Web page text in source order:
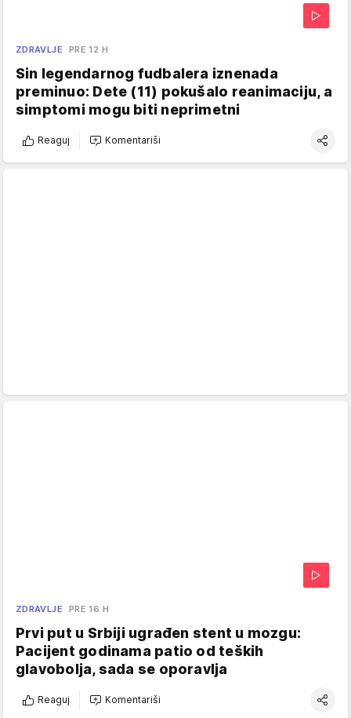
ZDRAVLJE PRE 12 H
Sin legendarnog fudbalera iznenada
preminuo: Dete (11) pokušalo reanimaciju, a
simptomi mogu biti neprimetni
Reaguj Komentariši
ZDRAVLJE PRE 16 H
Prvi put u Srbiji ugrađen stent u mozgu:
Pacijent godinama patio od teških
glavobolja, sada se oporavlja
Reaguj Komentariši